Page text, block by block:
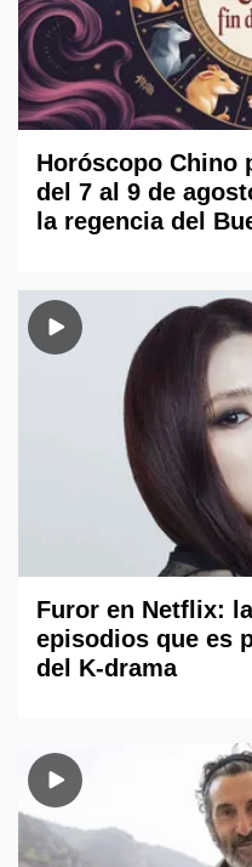
Horóscopo Chino
del 7 al 9 de
la regencia del
Furor en Netflix:
episodios que es
del K-drama